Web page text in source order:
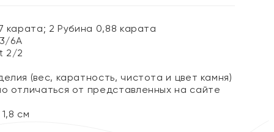
карата; 2 Рубина 0,88 карата
6А
2/2
(вес, каратность, чистота и цвет камня)
отличаться от представленных на сайте
см